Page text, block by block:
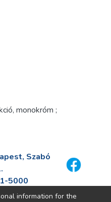
monokróm ;
Szabó
5000
information for the